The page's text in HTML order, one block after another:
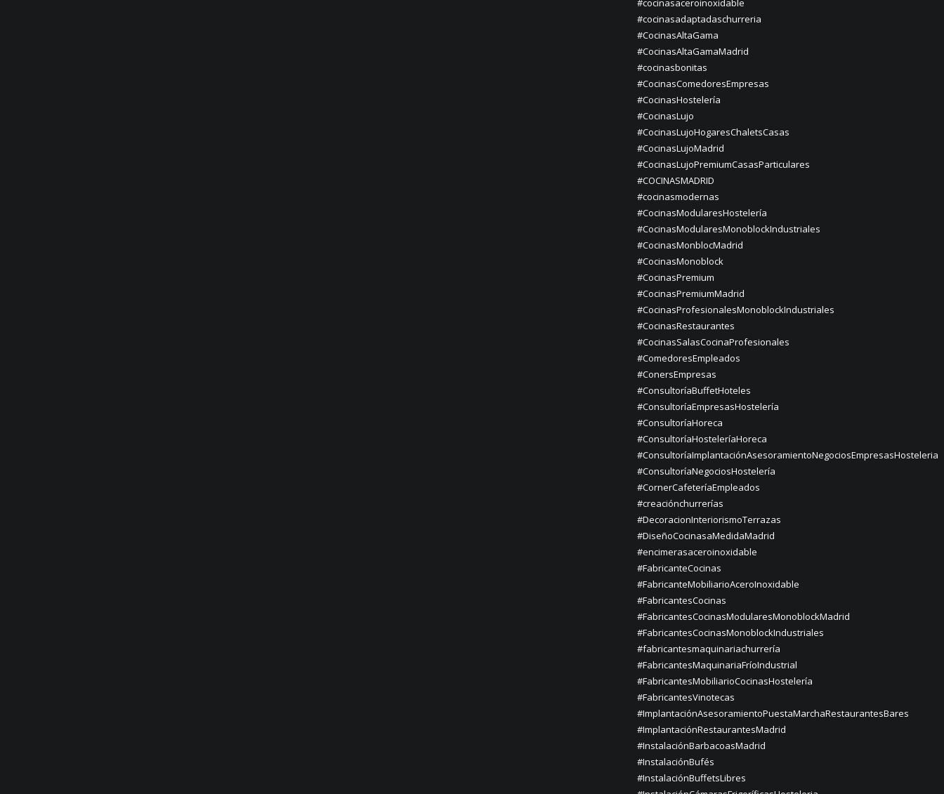
#cocinasaceroinoxidable
#cocinasadaptadaschurreria
#CocinasAltaGama
#CocinasAltaGamaMadrid
#cocinasbonitas
#CocinasComedoresEmpresas
#CocinasHostelería
#CocinasLujo
#CocinasLujoHogaresChaletsCasas
#CocinasLujoMadrid
#CocinasLujoPremiumCasasParticulares
#COCINASMADRID
#cocinasmodernas
#CocinasModularesHostelería
#CocinasModularesMonoblockIndustriales
#CocinasMonblocMadrid
#CocinasMonoblock
#CocinasPremium
#CocinasPremiumMadrid
#CocinasProfesionalesMonoblockIndustriales
#CocinasRestaurantes
#CocinasSalasCocinaProfesionales
#ComedoresEmpleados
#ConersEmpresas
#ConsultoríaBuffetHoteles
#ConsultoríaEmpresasHostelería
#ConsultoríaHoreca
#ConsultoríaHosteleríaHoreca
#ConsultoríaImplantaciónAsesoramientoNegociosEmpresasHosteleria
#ConsultoríaNegociosHostelería
#CornerCafeteríaEmpleados
#creaciónchurrerías
#DecoracionInteriorismoTerrazas
#DiseñoCocinasaMedidaMadrid
#encimerasaceroinoxidable
#FabricanteCocinas
#FabricanteMobiliarioAceroInoxidable
#FabricantesCocinas
#FabricantesCocinasModularesMonoblockMadrid
#FabricantesCocinasMonoblockIndustriales
#fabricantesmaquinariachurrería
#FabricantesMaquinariaFríoIndustrial
#FabricantesMobiliarioCocinasHostelería
#FabricantesVinotecas
#ImplantaciónAsesoramientoPuestaMarchaRestaurantesBares
#ImplantaciónRestaurantesMadrid
#InstalaciónBarbacoasMadrid
#InstalaciónBufés
#InstalaciónBuffetsLibres